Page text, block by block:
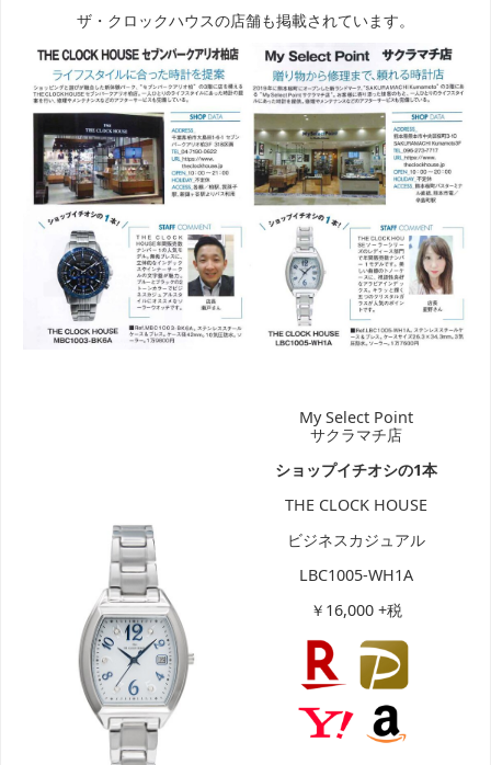
ザ・クロックハウスの店舗も掲載されています。
My Select Point
サクラマチ店
ショップイチオシの1本
THE CLOCK HOUSE
ビジネスカジュアル
LBC1005-WH1A
￥16,000 +税